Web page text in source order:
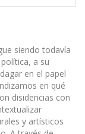
siendo todavía
a su
en el papel
en qué
disidencias con
y artísticos